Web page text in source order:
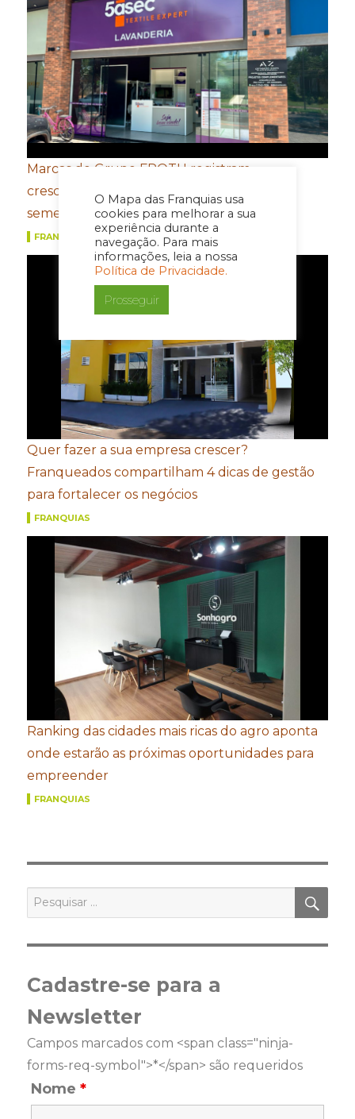
O Mapa das Franquias usa
cookies para melhorar a sua
experiência durante a
navegação. Para mais
informações, leia a nossa
Política de Privacidade.
Prosseguir
Marcas do Grupo FROTH registram
crescimento de dois dígitos no primeiro
semestre
FRANQUIAS
Quer fazer a sua empresa crescer?
Franqueados compartilham 4 dicas de gestão
para fortalecer os negócios
FRANQUIAS
Ranking das cidades mais ricas do agro aponta
onde estarão as próximas oportunidades para
empreender
FRANQUIAS
Pesquisar
por:
Cadastre-se para a
Newsletter
Campos marcados com <span class="ninja-
forms-req-symbol">*</span> são requeridos
Nome*